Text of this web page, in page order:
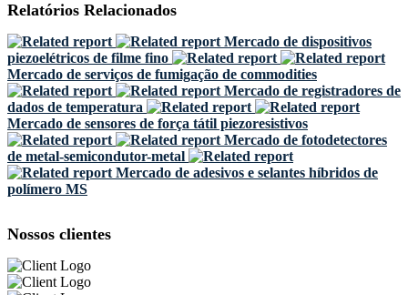
Relatórios Relacionados
Mercado de dispositivos
piezoelétricos de filme fino
Mercado de serviços de fumigação de commodities
Mercado de registradores de
dados de temperatura
Mercado de sensores de força tátil piezoresistivos
Mercado de fotodetectores
de metal-semicondutor-metal
Mercado de adesivos e selantes híbridos de
polímero MS
Nossos clientes